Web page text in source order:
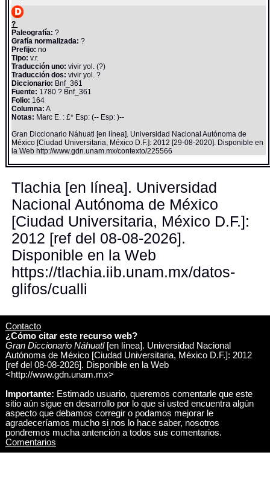
?
Paleografía: ?
Grafía normalizada: ?
Prefijo: no
Tipo: v.r.
Traducción uno: vivir yol. (?)
Traducción dos: vivir yol. ?
Diccionario: Bnf_361
Fuente: 1780 ? Bnf_361
Folio: 164
Columna: A
Notas: Marc E. : £* Esp: (-- Esp: )--
Gran Diccionario Náhuatl [en línea]. Universidad Nacional Autónoma de
México [Ciudad Universitaria, México D.F.]: 2012 [29-08-2020]. Disponible en
la Web http://www.gdn.unam.mx/contexto/225566
Tlachia [en línea]. Universidad
Nacional Autónoma de México
[Ciudad Universitaria, México D.F.]:
2012 [ref del 08-08-2026].
Disponible en la Web
https://tlachia.iib.unam.mx/datos-
glifos/cualli
Contacto
¿Cómo citar este recurso web?
Gran Diccionario Náhuatl[en línea]. Universidad Nacional
Autónoma de México [Ciudad Universitaria, México D.F.]: 2012
[ref del 08-08-2026]. Disponible en la Web
<http://www.gdn.unam.mx>
Importante: Estimado usuario, queremos comentarle que este
sitio aún sigue en desarrollo por lo que si usted encuentra algún
aspecto que debamos corregir o podamos mejorar le
agradeceríamos mucho si nos lo hace saber, nosotros
pondremos mucha antención a todos sus comentarios.
Comentarios